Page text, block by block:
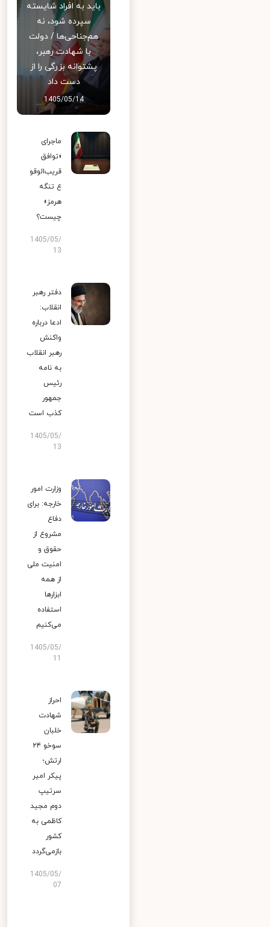
باید به افراد شایسته
سپرده شود، نه
هم‌جناحی‌ها / دولت
با شهادت رهبر،
پشتوانه بزرگی را از
دست داد
1405/05/14
ماجرای
«توافق
قریب‌الوقو
ع تنگه
هرمز»
چیست؟
1405/05/
13
دفتر رهبر
انقلاب:
ادعا درباره
واکنش
رهبر انقلاب
به نامه
رئیس
جمهور
کذب است
1405/05/
13
وزارت امور
خارجه: برای
دفاع
مشروع از
حقوق و
امنیت ملی
از همه
ابزارها
استفاده
می‌کنیم
1405/05/
احراز
شهادت
خلبان
سوخو ۲۴
ارتش؛
پیکر امیر
سرتیپ
دوم مجید
کاظمی به
کشور
بازمی‌گردد
1405/05/
07